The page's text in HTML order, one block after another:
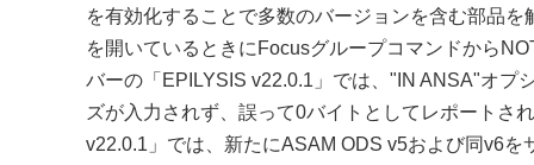
を有効化することで多数のバージョンを含む部品
を開いているときにFocusグループコマンドから
バーの「EPILYSIS v22.0.1」では、"IN ANSA"オプ
ズが入力されず、誤って0バイトとしてレポートさ
v22.0.1」では、新たにASAM ODS v5および同v6